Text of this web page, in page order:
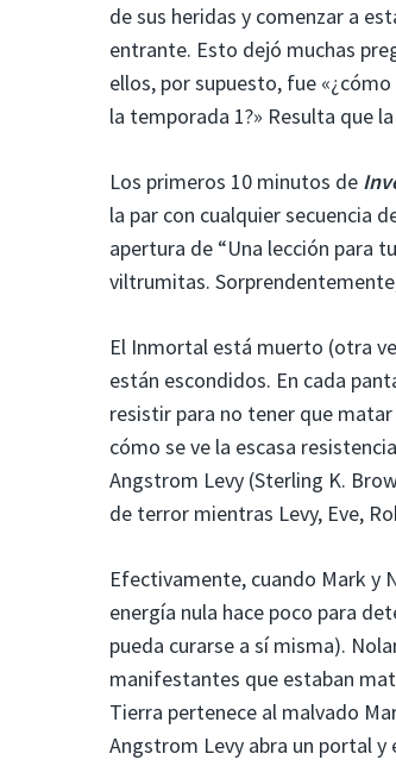
de sus heridas y comenzar a
entrante. Esto dejó muchas
ellos, por supuesto, fue
la temporada 1?» Resulta que
Los primeros 10 minutos de
la par con cualquier secuencia
apertura de “Una lección para
viltrumitas.
El Inmortal está muerto (otra
están escondidos. En cada
resistir para no tener que
cómo se ve la escasa
Angstrom Levy (Sterling K.
de terror mientras Levy, Eve,
Efectivamente, cuando Mark y
energía nula hace poco para
pueda curarse a sí misma).
manifestantes que estaban
Tierra pertenece al malvado
Angstrom Levy abra un portal